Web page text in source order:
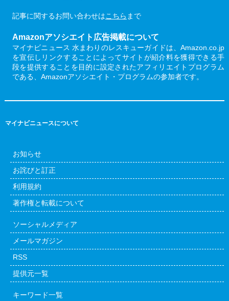
記事に関するお問い合わせはこちら まで
Amazonアソシエイト広告掲載について
マイナビニュース 水まわりのレスキューガイドは、Amazon.co.jp
を宣伝しリンクすることによってサイトが紹介料を獲得できる手
段を提供することを目的に設定されたアフィリエイトプログラム
である、Amazonアソシエイト・プログラムの参加者です。
マイナビニュースについて
お知らせ
お詫びと訂正
利用規約
著作権と転載について
ソーシャルメディア
メールマガジン
RSS
提供元一覧
キーワード一覧